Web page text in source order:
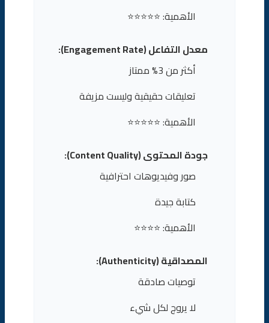
الأهمية: ⭐⭐⭐⭐⭐
معدل التفاعل (Engagement Rate):
أكثر من 3% ممتاز
تعليقات حقيقية وليست مزيفة
الأهمية: ⭐⭐⭐⭐⭐
جودة المحتوى (Content Quality):
صور وفيديوهات احترافية
كتابة جيدة
الأهمية: ⭐⭐⭐⭐
المصداقية (Authenticity):
توصيات صادقة
لا يروج لكل شيء